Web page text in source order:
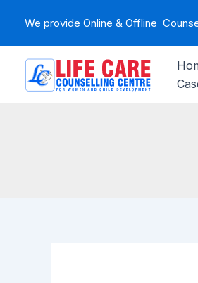
content
We provide Online & Offline